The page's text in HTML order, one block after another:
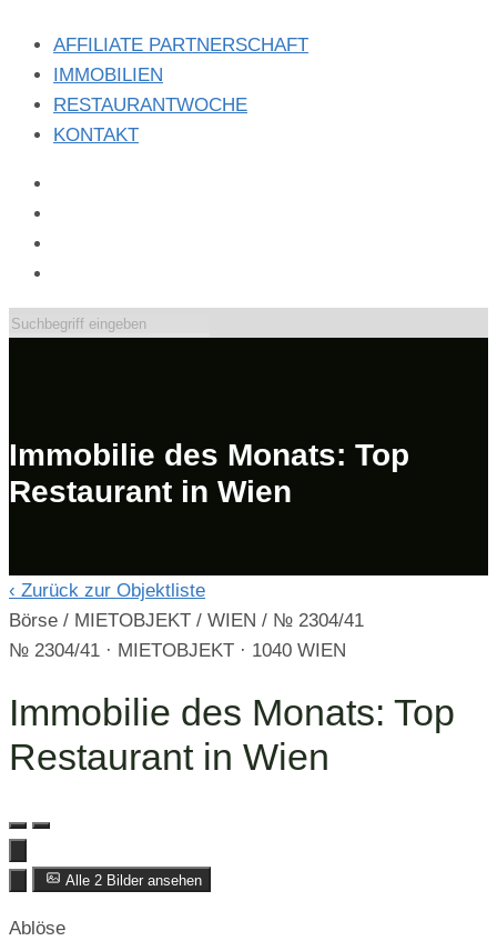
AFFILIATE PARTNERSCHAFT
IMMOBILIEN
RESTAURANTWOCHE
KONTAKT
Immobilie des Monats: Top
Restaurant in Wien
‹ Zurück zur Objektliste
Börse / MIETOBJEKT / WIEN / № 2304/41
№ 2304/41 · MIETOBJEKT · 1040 WIEN
Immobilie des Monats: Top
Restaurant in Wien
Alle 2 Bilder ansehen
Ablöse